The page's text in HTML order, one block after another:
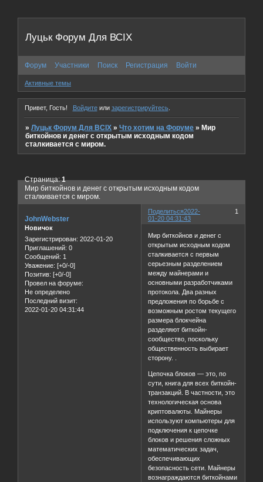
Луцьк Форум Для ВСІХ
Форум Участники Поиск Регистрация Войти
Активные темы
Привет, Гость! Войдитеили зарегистрируйтесь.
»Луцьк Форум Для ВСІХ »Что хотим на Форуме »Мир
биткойнов и денег с открытым исходным кодом
сталкивается c миром.
Мир биткойнов и денег с открытым исходным кодом
сталкивается c миром.
Страница:1
Поделиться 1
2022-
01-20 04:31:43
JohnWebster
Новичок
Зарегистрирован: 2022-01-20
Приглашений: 0
Сообщений: 1
Уважение: [+0/-0]
Позитив: [+0/-0]
Провел на форуме:
Не определено
Последний визит:
2022-01-20 04:31:44
Мир биткойнов и денег с
открытым исходным кодом
сталкивается с первым
серьезным разделением
между майнерами и
основными разработчиками
протокола. Два разных
предложения по борьбе с
возможным ростом текущего
размера блокчейна
разделяют биткойн-
сообщество, поскольку
общественность выбирает
сторону. .
Цепочка блоков — это, по
сути, книга для всех биткойн-
транзакций. В частности, это
технологическая основа
криптовалюты. Майнеры
используют компьютеры для
подключения к цепочке
блоков и решения сложных
математических задач,
обеспечивающих
безопасность сети. Майнеры
вознаграждаются биткойнами